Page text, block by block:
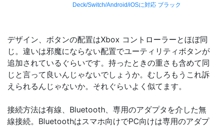
デザイン、ボタンの配置はXbox コントローラーとほぼ同
じ。違いは邪魔にならない配置でユーティリティボタンが
追加されているぐらいです。持ったときの重さも含めて同
じと言って良いんじゃないでしょうか。むしろもうこれ訴
えられるんじゃないか。それぐらいよく似てます。
接続方法は有線、Bluetooth、専用のアダプタを介した無
線接続。Bluetoothはスマホ向けでPC向けは専用のアダプ